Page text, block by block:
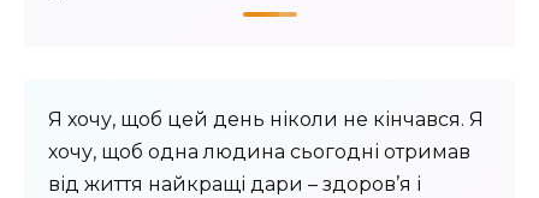
Я хочу, щоб цей день ніколи не кінчався. Я
хочу, щоб одна людина сьогодні отримав
від життя найкращі дари – здоров’я і